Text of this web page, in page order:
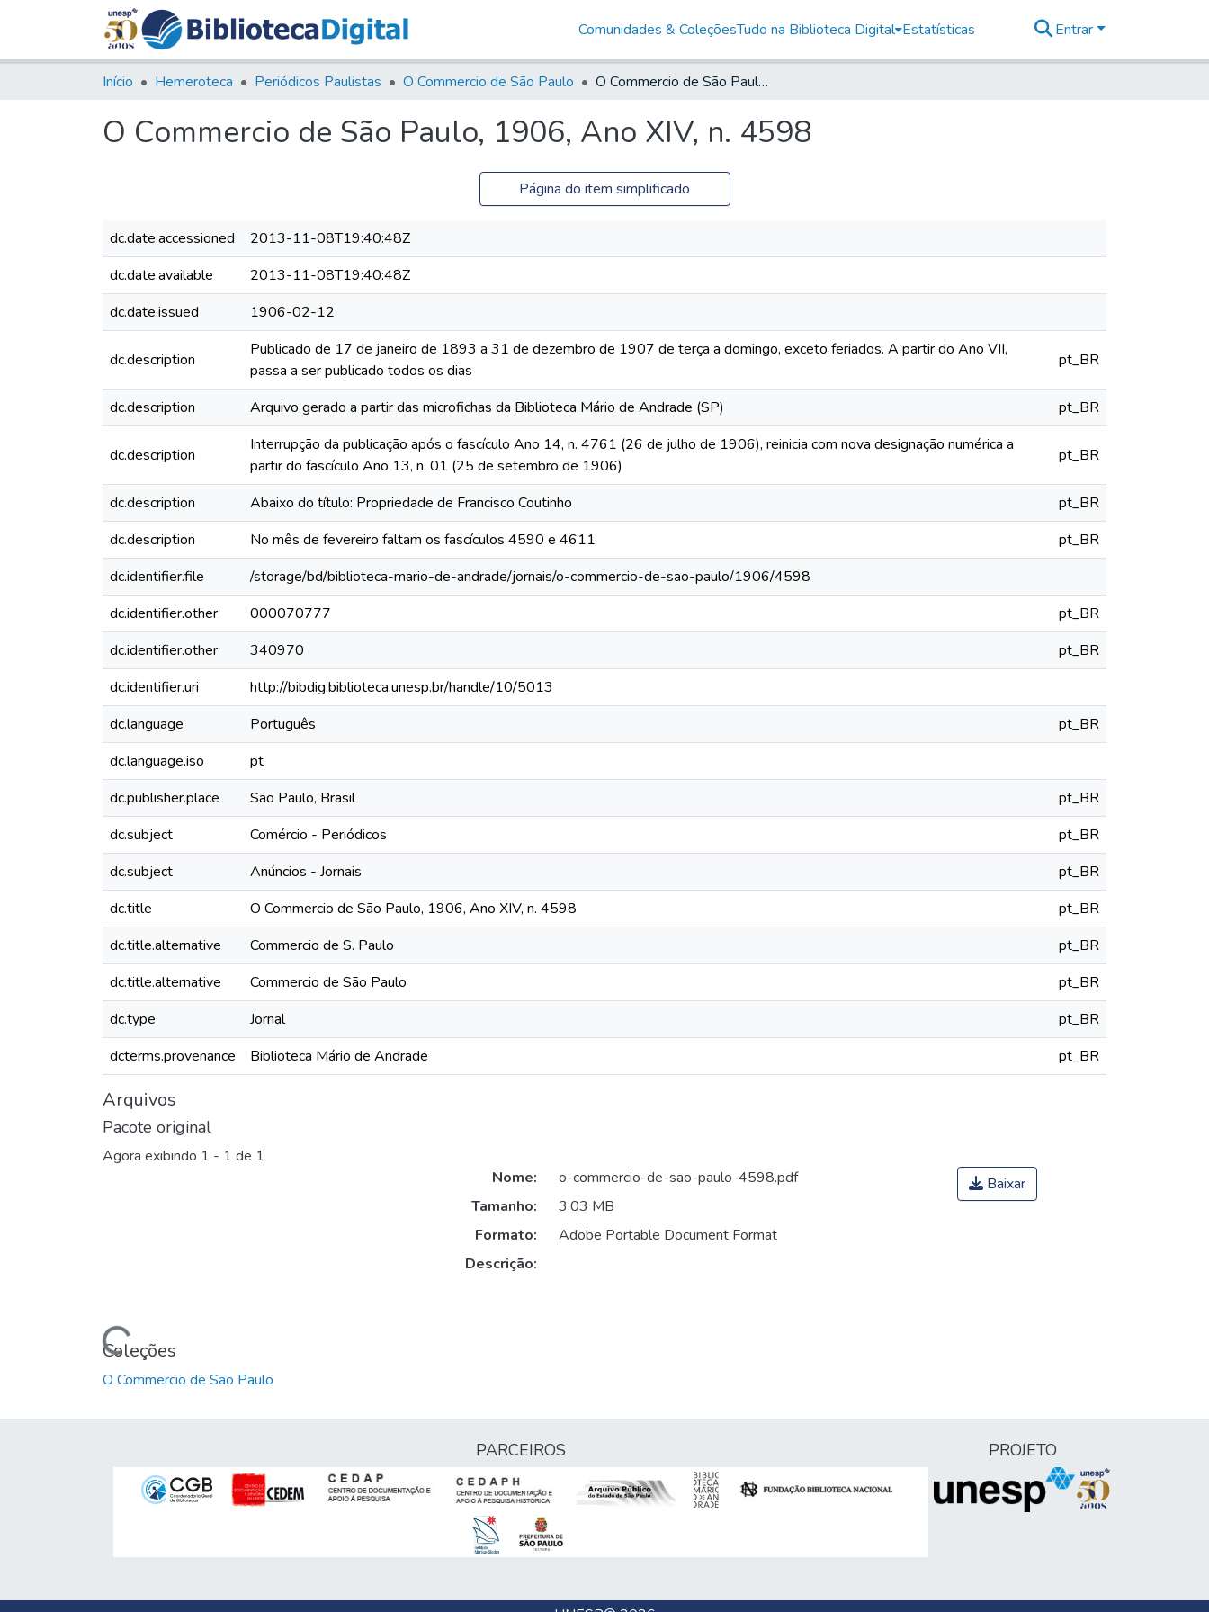
Comunidades & ColeçõesTudo na Biblioteca Digital Estatísticas Entrar
Início Hemeroteca Periódicos Paulistas O Commercio de São Paulo O Commercio de São Paulo, 1906, Ano XIV, n. 4598
O Commercio de São Paulo, 1906, Ano XIV, n. 4598
Página do item simplificado
dc.date.accessioned
2013-11-08T19:40:48Z
dc.date.available
2013-11-08T19:40:48Z
dc.date.issued
1906-02-12
dc.description
Publicado de 17 de janeiro de 1893 a 31 de dezembro de 1907 de terça a domingo, exceto feriados. A partir do Ano VII,
passa a ser publicado todos os dias
pt_BR
dc.description Arquivo gerado a partir das microfichas da Biblioteca Mário de Andrade (SP) pt_BR
dc.description
Interrupção da publicação após o fascículo Ano 14, n. 4761 (26 de julho de 1906), reinicia com nova designação numérica a
partir do fascículo Ano 13, n. 01 (25 de setembro de 1906)
pt_BR
dc.description Abaixo do título: Propriedade de Francisco Coutinho
pt_BR
dc.description
No mês de fevereiro faltam os fascículos 4590 e 4611
pt_BR
dc.identifier.file
/storage/bd/biblioteca-mario-de-andrade/jornais/o-commercio-de-sao-paulo/1906/4598
dc.identifier.other
000070777
pt_BR
dc.identifier.other
340970
pt_BR
dc.identifier.uri
http://bibdig.biblioteca.unesp.br/handle/10/5013
dc.language
Português
pt_BR
dc.language.iso
pt
dc.publisher.place
São Paulo, Brasil
pt_BR
dc.subject
Comércio - Periódicos
pt_BR
dc.subject
Anúncios - Jornais
pt_BR
dc.title
O Commercio de São Paulo, 1906, Ano XIV, n. 4598
pt_BR
dc.title.alternative
Commercio de S. Paulo
pt_BR
dc.title.alternative
Commercio de São Paulo
pt_BR
dc.type
Jornal
pt_BR
dcterms.provenance
Biblioteca Mário de Andrade pt_BR
Arquivos
Pacote original
Agora exibindo 1 - 1 de 1
Carregando...
Nome:
o-commercio-de-sao-paulo-4598.pdf
Tamanho:
3,03 MB
Formato:
Adobe Portable Document Format
Descrição:
Baixar
Coleções
O Commercio de São Paulo
PARCEIROS PROJETO